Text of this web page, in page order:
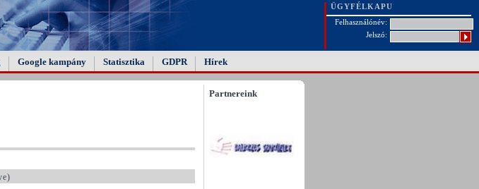
ÜGYFÉLKAPU
Felhasználónév:
Jelszó:
Google kampány Statisztika GDPR Hírek
Partnereink